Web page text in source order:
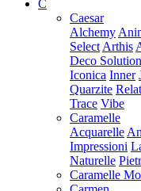
C
Caesar
Alchemy
Select Arthis
Deco
Iconica Inner
Quarzite
Trace Vibe
Caramelle
Acquarelle
Impressioni
Naturelle
Caramelle